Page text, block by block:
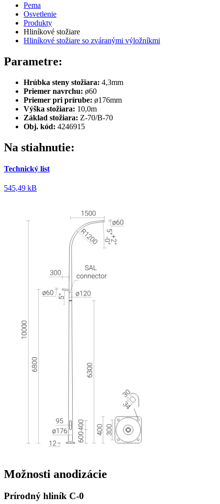
Pema
Osvetlenie
Produkty
Hliníkové stožiare
Hliníkové stožiare so zváranými výložníkmi
Parametre:
Hrúbka steny stožiara: 4,3mm
Priemer navrchu: ø60
Priemer pri prírube: ø176mm
Výška stožiara: 10,0m
Základ stožiara: Z-70/B-70
Obj. kód: 4246915
Na stiahnutie:
Technický list
545,49 kB
Možnosti anodizácie
Prírodný hliník C-0